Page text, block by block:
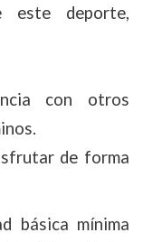
este deporte,
con otros
de forma
básica mínima